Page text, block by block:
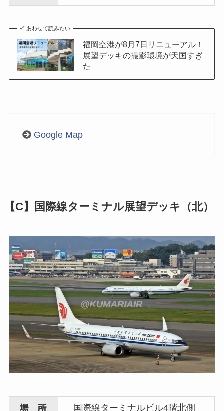
あわせて読みたい
福岡空港が8月7日リニューアル！
展望デッキの撮影環境が天国すぎ
た
Google Map
【C】国際線ターミナル展望デッキ（北）
場 所 国際線ターミナルビル4階北側